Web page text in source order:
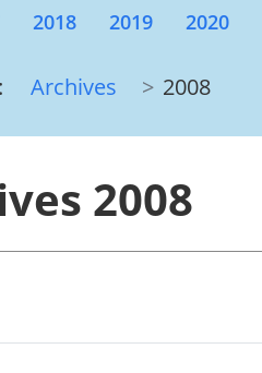
2018 2019 2020
Archives 2008
2008